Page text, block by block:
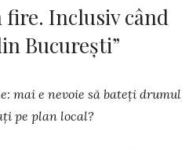
fire. Inclusiv când
București”
mai e nevoie să bateți drumul
pe plan local?